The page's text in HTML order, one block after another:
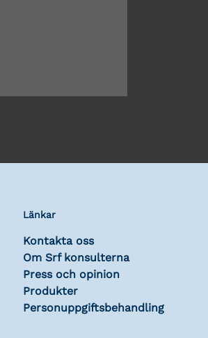
Länkar
Kontakta oss
Om Srf konsulterna
Press och opinion
Produkter
Personuppgiftsbehandling